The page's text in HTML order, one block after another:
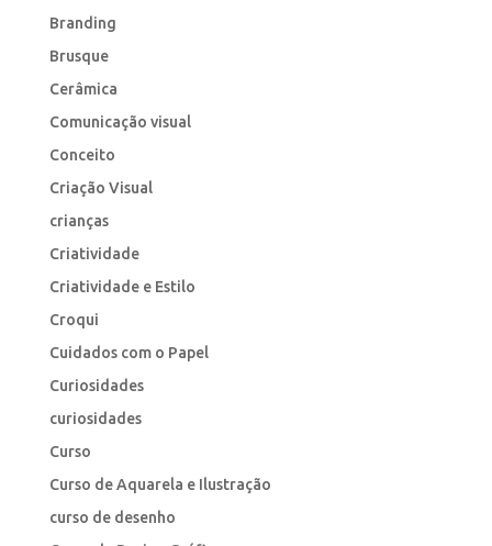
Branding
Brusque
Cerâmica
Comunicação visual
Conceito
Criação Visual
crianças
Criatividade
Criatividade e Estilo
Croqui
Cuidados com o Papel
Curiosidades
curiosidades
Curso
Curso de Aquarela e Ilustração
curso de desenho